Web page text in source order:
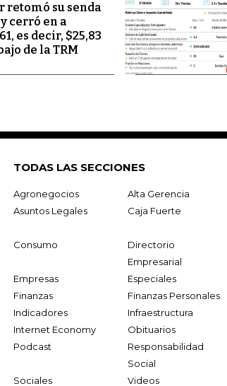
retomó su senda
cerró en a
es decir, $25,83
de la TRM
TODAS LAS SECCIONES
Agronegocios Alta Gerencia
Asuntos Legales
Caja Fuerte
Consumo
Directorio
Empresarial
Empresas Especiales
Finanzas
Finanzas Personales
Indicadores
Infraestructura
Internet Economy
Obituarios
Podcast
Responsabilidad
Social
Sociales Videos